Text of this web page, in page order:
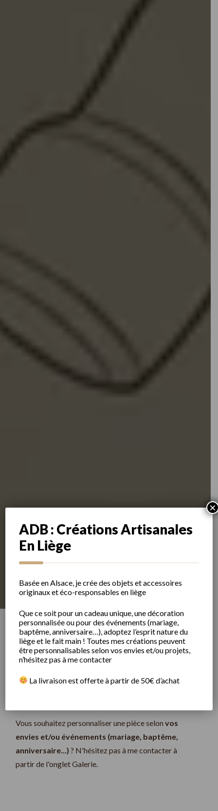
Vous souhaitez personnaliser une pièce selon vos
envies et/ou événements (mariage, baptême,
anniversaire...) ? N'hésitez pas à me contacter à
partir de l'onglet Galerie.
ADB : Créations Artisanales
En Liège
Basée en Alsace, je crée des objets et accessoires
originaux et éco-responsables en liège
Que ce soit pour un cadeau unique, une décoration
personnalisée ou pour des événements (mariage,
baptême, anniversaire…), adoptez l’esprit nature du
liège et le fait main ! Toutes mes créations peuvent
être personnalisables selon vos envies et/ou projets,
n’hésitez pas à me contacter
La livraison est offerte à partir de 50€ d’achat
×